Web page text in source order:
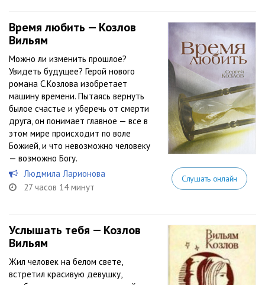
Время любить — Козлов
Вильям
Можно ли изменить прошлое?
Увидеть будущее? Герой нового
романа С.Козлова изобретает
машину времени. Пытаясь вернуть
былое счастье и уберечь от смерти
друга, он понимает главное — все в
этом мире происходит по воле
Божией, и что невозможно человеку
— возможно Богу.
Людмила Ларионова
27 часов 14 минут
Слушать онлайн
Услышать тебя — Козлов
Вильям
Жил человек на белом свете,
встретил красивую девушку,